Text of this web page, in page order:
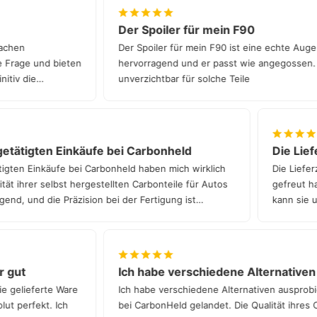
Frage und bieten
die
Der Spoiler für mein F90
Der Spoiler für mein F90 ist eine echte
hervorragend und er passt wie
unverzichtbar für solche Teile
Einkäufe bei Carbonheld
Einkäufe bei Carbonheld haben mich wirklich
ihrer selbst hergestellten Carbonteile für Autos
und die Präzision bei der Fertigung ist
Die
Die
gefreut
kann sie
gut
gelieferte Ware
perfekt. Ich
Ich habe verschiedene
Ich habe verschiedene Alternativen
bei CarbonHeld gelandet. Die Qualität